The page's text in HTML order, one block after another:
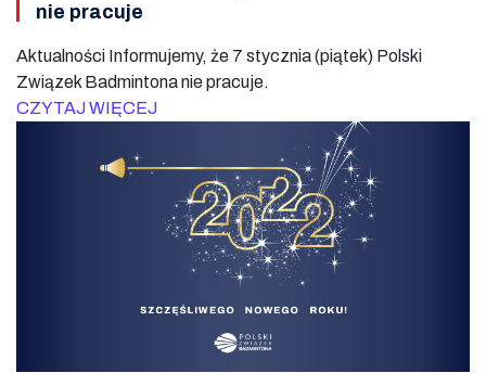
nie pracuje
Aktualności Informujemy, że 7 stycznia (piątek) Polski
Związek Badmintona nie pracuje.
CZYTAJ WIĘCEJ